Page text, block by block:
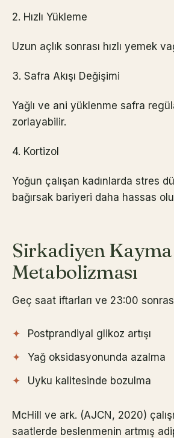
2. Hızlı Yükleme
Uzun açlık sonrası hızlı yemek
3. Safra Akışı Değişimi
Yağlı ve ani yüklenme safra
zorlayabilir.
4. Kortizol
Yoğun çalışan kadınlarda stres
bağırsak bariyeri daha hassas
Sirkadiyen Kayma
Metabolizması
Geç saat iftarları ve 23:00
Postprandiyal glikoz artışı
Yağ oksidasyonunda azalma
Uyku kalitesinde bozulma
McHill ve ark. (AJCN, 2020)
saatlerde beslenmenin artmış